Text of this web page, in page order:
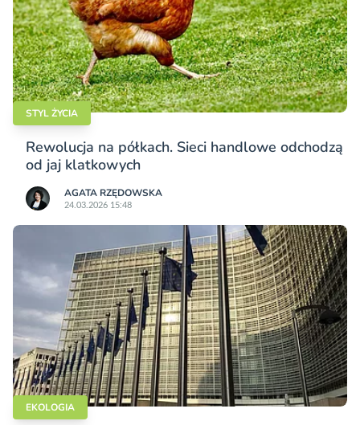
STYL ŻYCIA
Rewolucja na półkach. Sieci handlowe odchodzą
od jaj klatkowych
AGATA RZĘDOWSKA
24.03.2026 15:48
EKOLOGIA